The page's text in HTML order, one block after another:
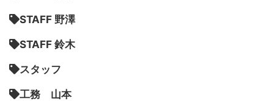
STAFF 野澤
STAFF 鈴木
スタッフ
工務 山本